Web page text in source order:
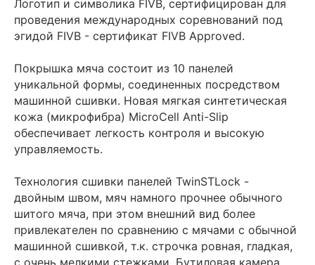
Логотип и символика FIVB, сертифицирован для
проведения международных соревнований под
эгидой FIVB - сертификат FIVB Approved.
Покрышка мяча состоит из 10 панелей
уникальной формы, соединенных посредством
машинной сшивки. Новая мягкая синтетическая
кожа (микрофибра) MicroCell Anti-Slip
обеспечивает легкость контроля и высокую
управляемость.
Технология сшивки панелей TwinSTLock -
двойным швом, мяч намного прочнее обычного
шитого мяча, при этом внешний вид более
привлекателен по сравнению с мячами с обычной
машинной сшивкой, т.к. строчка ровная, гладкая,
с очень мелкими стежками. Бутиловая камера,